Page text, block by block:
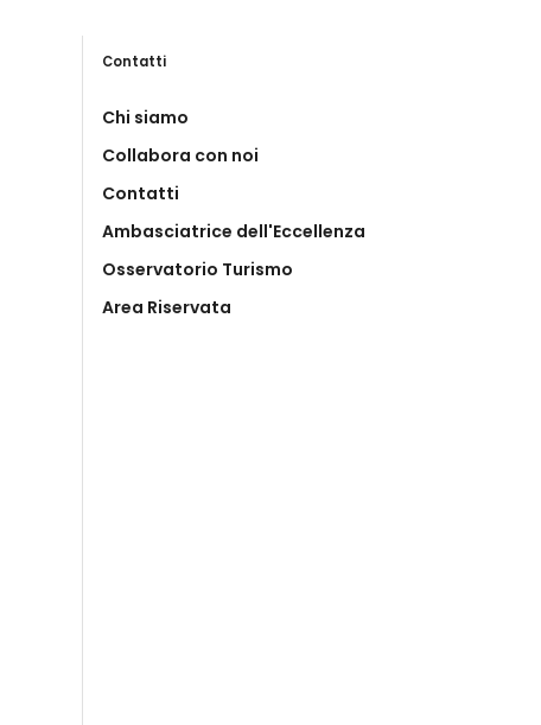
Contatti
Chi siamo
Collabora con noi
Contatti
Ambasciatrice dell'Eccellenza
Osservatorio Turismo
Area Riservata